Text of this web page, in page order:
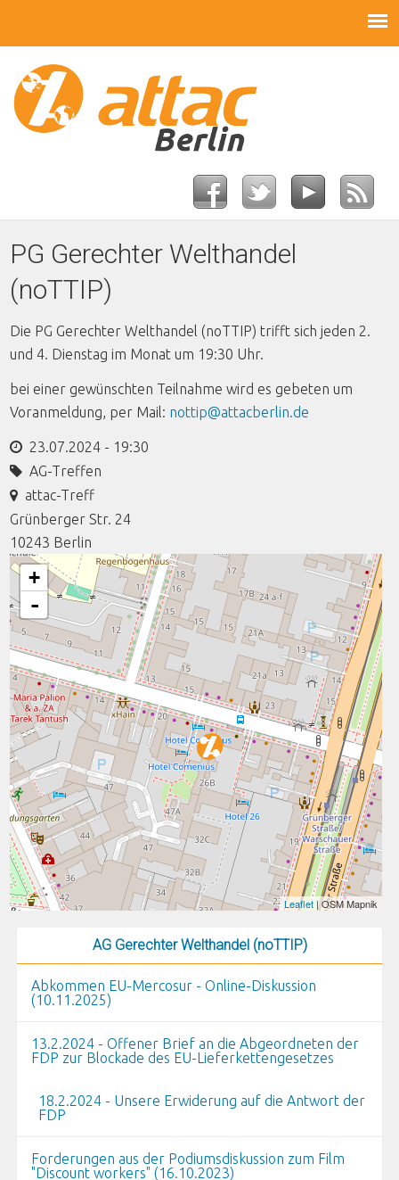
PG Gerechter Welthandel
(noTTIP)
Die PG Gerechter Welthandel (noTTIP) trifft sich jeden 2.
und 4. Dienstag im Monat um 19:30 Uhr.
bei einer gewünschten Teilnahme wird es gebeten um
Voranmeldung, per Mail: nottip@attacberlin.de
23.07.2024 - 19:30
AG-Treffen
attac-Treff
Grünberger Str. 24
10243 Berlin
+
-
Leaflet| OSM Mapnik
AG Gerechter Welthandel (noTTIP)
Abkommen EU-Mercosur - Online-Diskussion
(10.11.2025)
13.2.2024 - Offener Brief an die Abgeordneten der
FDP zur Blockade des EU-Lieferkettengesetzes
18.2.2024 - Unsere Erwiderung auf die Antwort der
FDP
Forderungen aus der Podiumsdiskussion zum Film
"Discount workers" (16.10.2023)